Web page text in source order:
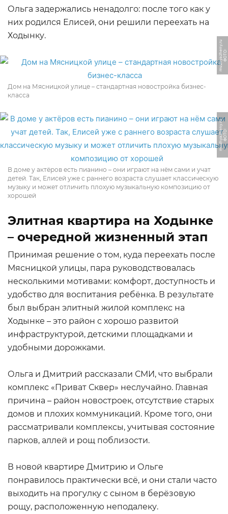
Ольга задержались ненадолго: после того как у
них родился Елисей, они решили переехать на
Ходынку.
Ф
О
Т
О:
m
u
z
h
y
a
z
h
e
n
y.
r
u
Дом на Мясницкой улице – стандартная новостройка бизнес-
класса
Ф
О
Т
О:
m
u
z
h
y
a
z
h
e
n
y.
r
u
В доме у актёров есть пианино – они играют на нём сами и учат
детей. Так, Елисей уже с раннего возраста слушает классическую
музыку и может отличить плохую музыкальную композицию от
хорошей
Элитная квартира на Ходынке
– очередной жизненный этап
Принимая решение о том, куда переехать после
Мясницкой улицы, пара руководствовалась
несколькими мотивами: комфорт, доступность и
удобство для воспитания ребёнка. В результате
был выбран элитный жилой комплекс на
Ходынке – это район с хорошо развитой
инфраструктурой, детскими площадками и
удобными дорожками.
Ольга и Дмитрий рассказали СМИ, что выбрали
комплекс «Приват Сквер» неслучайно. Главная
причина – район новостроек, отсутствие старых
домов и плохих коммуникаций. Кроме того, они
рассматривали комплексы, учитывая состояние
парков, аллей и рощ поблизости.
В новой квартире Дмитрию и Ольге
понравилось практически всё, и они стали часто
выходить на прогулку с сыном в берёзовую
рощу, расположенную неподалеку.